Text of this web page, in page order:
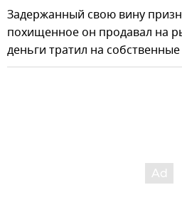
Задержанный свою вину
похищенное он продавал на
деньги тратил на